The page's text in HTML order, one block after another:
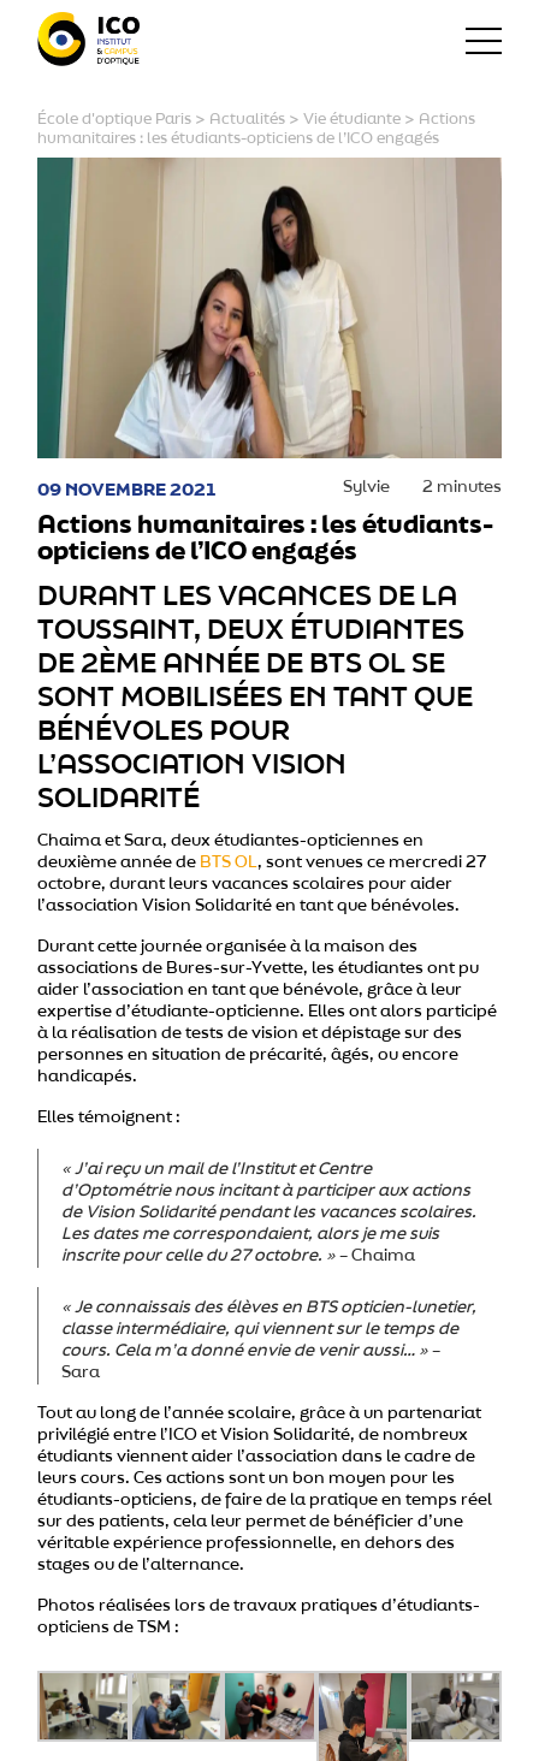
École d'optique Paris > Actualités >Vie étudiante > Actions
humanitaires : les étudiants-opticiens de l’ICO engagés
09 NOVEMBRE 2021 Sylvie 2 minutes
Actions humanitaires : les étudiants-
opticiens de l’ICO engagés
DURANT LES VACANCES DE LA
TOUSSAINT, DEUX ÉTUDIANTES
DE 2ÈME ANNÉE DE BTS OL SE
SONT MOBILISÉES EN TANT QUE
BÉNÉVOLES POUR
L’ASSOCIATION VISION
SOLIDARITÉ
Chaima et Sara, deux étudiantes-opticiennes en
deuxième année de BTS OL, sont venues ce mercredi 27
octobre, durant leurs vacances scolaires pour aider
l’association Vision Solidarité en tant que bénévoles.
Durant cette journée organisée à la maison des
associations de Bures-sur-Yvette, les étudiantes ont pu
aider l’association en tant que bénévole, grâce à leur
expertise d’étudiante-opticienne. Elles ont alors participé
à la réalisation de tests de vision et dépistage sur des
personnes en situation de précarité, âgés, ou encore
handicapés.
Elles témoignent :
« J’ai reçu un mail de l’Institut et Centre
d’Optométrie nous incitant à participer aux actions
de Vision Solidarité pendant les vacances scolaires.
Les dates me correspondaient, alors je me suis
inscrite pour celle du 27 octobre. » – Chaima
« Je connaissais des élèves en BTS opticien-lunetier,
classe intermédiaire, qui viennent sur le temps de
cours. Cela m’a donné envie de venir aussi… » –
Sara
Tout au long de l’année scolaire, grâce à un partenariat
privilégié entre l’ICO et Vision Solidarité, de nombreux
étudiants viennent aider l’association dans le cadre de
leurs cours. Ces actions sont un bon moyen pour les
étudiants-opticiens, de faire de la pratique en temps réel
sur des patients, cela leur permet de bénéficier d’une
véritable expérience professionnelle, en dehors des
stages ou de l’alternance.
Photos réalisées lors de travaux pratiques d’étudiants-
opticiens de TSM :